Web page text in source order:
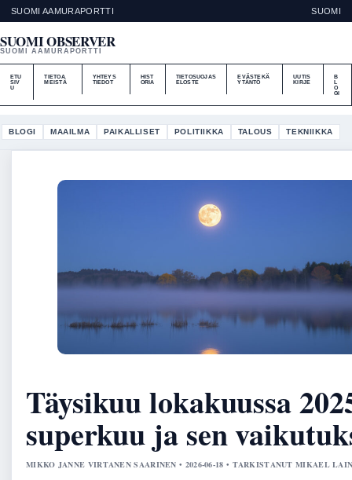
SUOMI AAMURAPORTTI SUOMI
SUOMI OBSERVER
SUOMI AAMURAPORTTI
ETU
SIV
U
TIETOA
MEISTÄ
YHTEYS
TIEDOT
HIST
ORIA
TIETOSUOJAS
ELOSTE
EVÄSTEKÄ
YTÄNTÖ
UUTIS
KIRJE
B
O
GI
BLOGI MAAILMA PAIKALLISET POLITIIKKA TALOUS TEKNIIKKA
Täysikuu lokakuussa
superkuu ja sen
MIKKO JANNE VIRTANEN SAARINEN • 2026-06-18 • TARKISTANUT MIKAEL